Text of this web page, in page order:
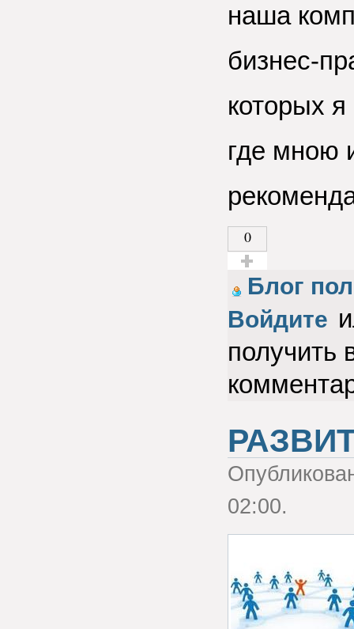
наша
бизнес-
которых
где мною
0
Голос за!
Блог
Войдите
получить
02:00.